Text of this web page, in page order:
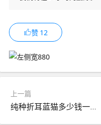
赞 12
上一篇
纯种折耳蓝猫多少钱一只(英短蓝猫价格最便宜是多少钱一只)